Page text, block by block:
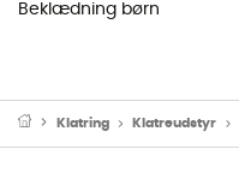
Beklædning børn
Klatring Klatreudstyr